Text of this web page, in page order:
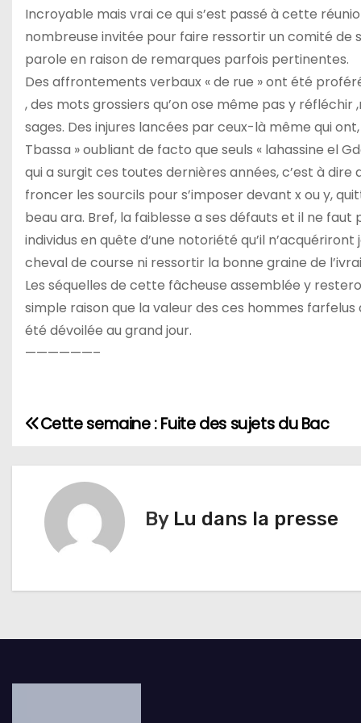
Incroyable mais vrai ce qui s’est passé à cette
nombreuse invitée pour faire ressortir un comité de
parole en raison de remarques parfois pertinentes.
Des affrontements verbaux « de rue » ont été
, des mots grossiers qu’on ose même pas y
sages. Des injures lancées par ceux-là même qui
Tbassa » oubliant de facto que seuls « lahassine el
qui a surgit ces toutes dernières années, c’est à
froncer les sourcils pour s’imposer devant x ou y,
beau ara. Bref, la faiblesse a ses défauts et il ne
individus en quête d’une notoriété qu’il
cheval de course ni ressortir la bonne graine de
Les séquelles de cette fâcheuse assemblée y
simple raison que la valeur des ces hommes
été dévoilée au grand jour.
——————–
N
a
a
t
Cette semaine : Fuite des sujets du Bac
By Lu dans la presse